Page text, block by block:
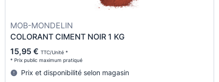
MOB-MONDELIN
COLORANT CIMENT NOIR 1 KG
15,95 € TTC/Unité *
* Prix public maximum pratiqué
Prix et disponibilité selon magasin